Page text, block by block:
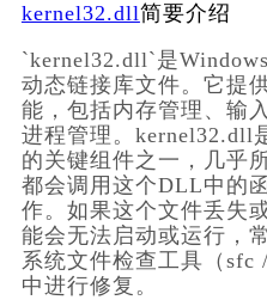
kernel32.dll简要介绍
`kernel32.dll`是
动态链接库文件。它提
能，包括内存管理、输
进程管理。kernel32.dll
的关键组件之一，几乎
都会调用这个DLL中的
作。如果这个文件丢失
能会无法启动或运行，
系统文件检查工具（sfc
中进行修复。